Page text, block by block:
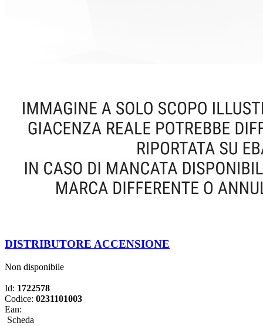
DISTRIBUTORE ACCENSIONE
Non disponibile
Id: 1722578
Codice: 0231101003
Ean:
Scheda